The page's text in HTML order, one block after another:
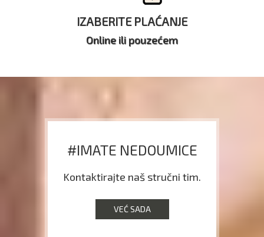
IZABERITE PLAĆANJE
Online ili pouzećem
#IMATE NEDOUMICE
Kontaktirajte naš stručni tim.
VEĆ SADA